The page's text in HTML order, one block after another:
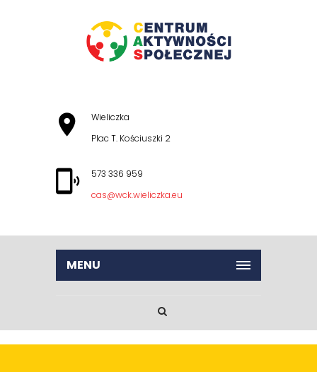
Wieliczka
Plac T. Kościuszki 2
573 336 959
cas@wck.wieliczka.eu
MENU